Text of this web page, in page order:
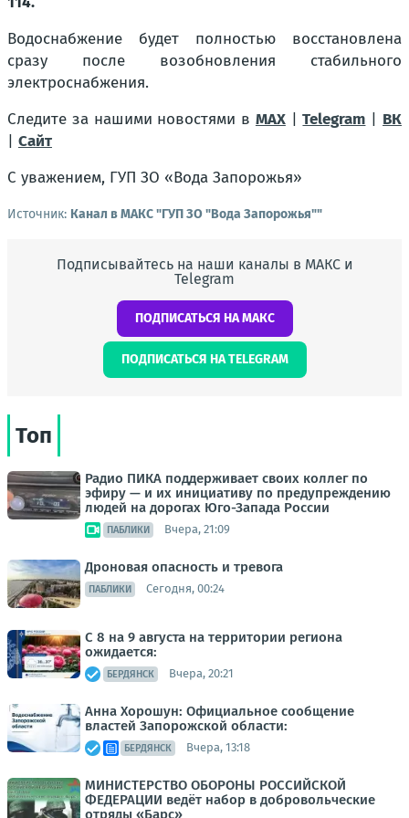
Водоснабжение будет полностью восстановлена
сразу после возобновления стабильного
электроснабжения.
Следите за нашими новостями в MAX|Telegram | ВК
| Сайт
С уважением, ГУП ЗО «Вода Запорожья»
Источник: Канал в МАКС "ГУП ЗО "Вода Запорожья""
Подписывайтесь на наши каналы в МАКС и
Telegram
ПОДПИСАТЬСЯ НА МАКС
ПОДПИСАТЬСЯ НА TELEGRAM
Топ
Радио ПИКА поддерживает своих коллег по
эфиру — и их инициативу по предупреждению
людей на дорогах Юго-Запада России
ПАБЛИКИ Вчера, 21:09
Дроновая опасность и тревога
ПАБЛИКИ Сегодня, 00:24
С 8 на 9 августа на территории региона
ожидается:
БЕРДЯНСК Вчера, 20:21
Анна Хорошун: Официальное сообщение
властей Запорожской области:
БЕРДЯНСК Вчера, 13:18
МИНИСТЕРСТВО ОБОРОНЫ РОССИЙСКОЙ
ФЕДЕРАЦИИ ведёт набор в добровольческие
отряды «Барс»